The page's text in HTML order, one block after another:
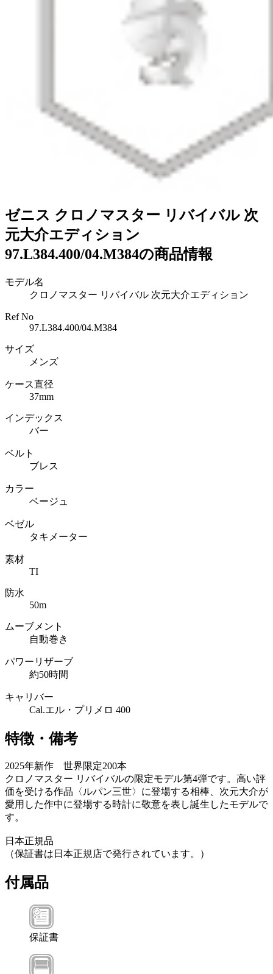
ゼニス クロノマスター リバイバル 次
元大介エディション
97.L384.400/04.M384の商品情報
モデル名
クロノマスター リバイバル 次元大介エディション
Ref No
97.L384.400/04.M384
サイズ
メンズ
ケース直径
37mm
インデックス
バー
ベルト
ブレス
カラー
ベージュ
ベゼル
タキメーター
素材
TI
防水
50m
ムーブメント
自動巻き
パワーリザーブ
約50時間
キャリバー
Cal.エル・プリメロ 400
特徴・備考
2025年新作 世界限定200本
クロノマスター リバイバルの限定モデル第4弾です。高い評
価を受ける作品〈ルパン三世〉に登場する相棒、次元大介が
愛用した作中に登場する時計に敬意を表し誕生したモデルで
す。
日本正規品
（保証書は日本正規店で発行されています。）
付属品
保証書